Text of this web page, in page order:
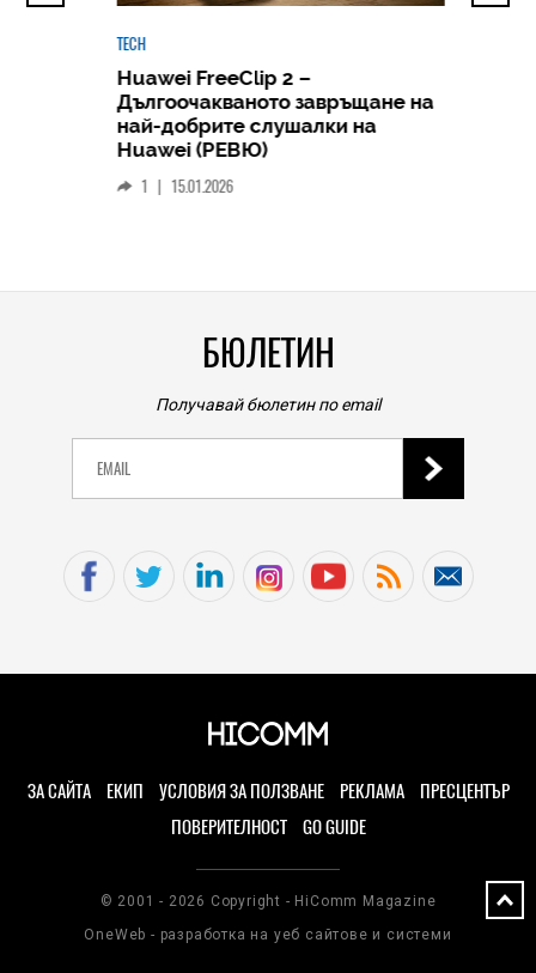
TECH
Huawei FreeClip 2 –
Дългоочакваното завръщане на
най-добрите слушалки на
Huawei (РЕВЮ)
1 | 15.01.2026
БЮЛЕТИН
Получавай бюлетин по email
ЗА САЙТА ЕКИП УСЛОВИЯ ЗА ПОЛЗВАНЕ РЕКЛАМА
ПРЕСЦЕНТЪР
ПОВЕРИТЕЛНОСТ
GO GUIDE
© 2001 - 2026 Copyright - HiComm Magazine
OneWeb - разработка на уеб сайтове и системи